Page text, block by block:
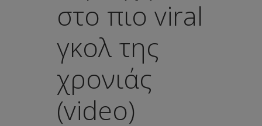
στο πιο viral
γκολ της
χρονιάς
(video)